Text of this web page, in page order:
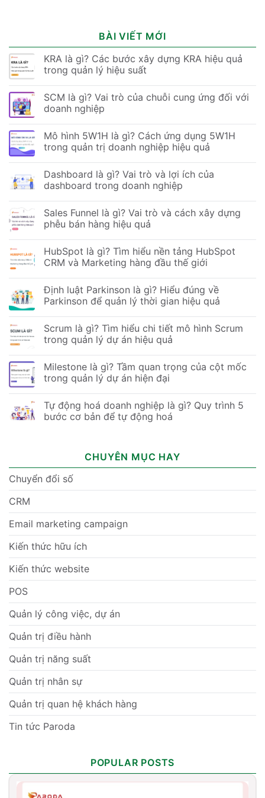
BÀI VIẾT MỚI
KRA là gì? Các bước xây dựng KRA hiệu quả
trong quản lý hiệu suất
SCM là gì? Vai trò của chuỗi cung ứng đối với
doanh nghiệp
Mô hình 5W1H là gì? Cách ứng dụng 5W1H
trong quản trị doanh nghiệp hiệu quả
Dashboard là gì? Vai trò và lợi ích của
dashboard trong doanh nghiệp
Sales Funnel là gì? Vai trò và cách xây dựng
phễu bán hàng hiệu quả
HubSpot là gì? Tìm hiểu nền tảng HubSpot
CRM và Marketing hàng đầu thế giới
Định luật Parkinson là gì? Hiểu đúng về
Parkinson để quản lý thời gian hiệu quả
Scrum là gì? Tìm hiểu chi tiết mô hình Scrum
trong quản lý dự án hiệu quả
Milestone là gì? Tầm quan trọng của cột mốc
trong quản lý dự án hiện đại
Tự động hoá doanh nghiệp là gì? Quy trình 5
bước cơ bản để tự động hoá
CHUYÊN MỤC HAY
Chuyển đổi số
CRM
Email marketing campaign
Kiến thức hữu ích
Kiến thức website
POS
Quản lý công việc, dự án
Quản trị điều hành
Quản trị năng suất
Quản trị nhân sự
Quản trị quan hệ khách hàng
Tin tức Paroda
POPULAR POSTS